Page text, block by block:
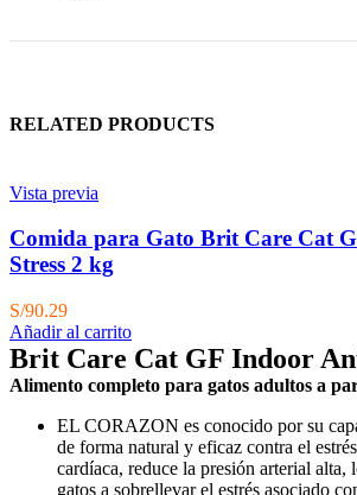
RELATED PRODUCTS
Vista previa
Comida para Gato Brit Care Cat
Stress 2 kg
S/90.29
Añadir al carrito
Brit Care Cat GF Indoor
Alimento completo para gatos adultos a
EL CORAZON es conocido por su
de forma natural y eficaz contra el
cardíaca, reduce la presión arterial alta,
gatos a sobrellevar el estrés asociado